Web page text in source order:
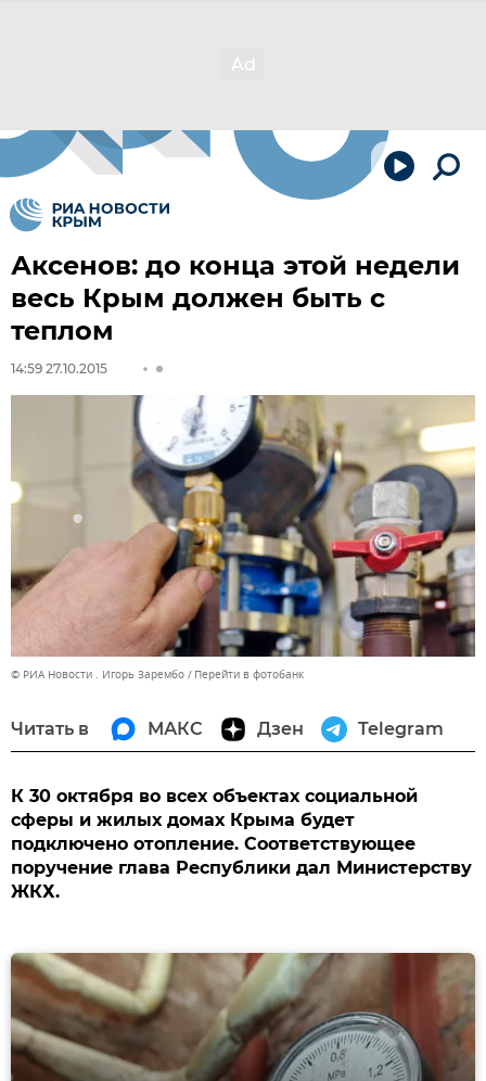
Аксенов: до конца этой недели
весь Крым должен быть с
теплом
14:59 27.10.2015
© РИА Новости . Игорь Зарембо Перейти в фотобанк
Читать в МАКС Дзен Telegram
К 30 октября во всех объектах социальной
сферы и жилых домах Крыма будет
подключено отопление. Соответствующее
поручение глава Республики дал Министерству
ЖКХ.